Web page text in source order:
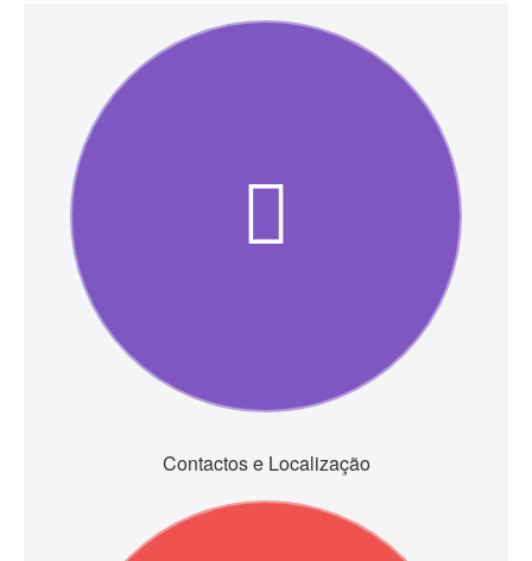
Contactos e Localização